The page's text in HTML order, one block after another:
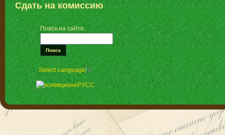
Сдать на комиссию
Поиск на сайте:
Select Language ▼